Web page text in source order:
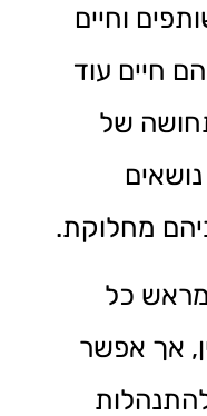
וחיים
חיים עוד
של
מחלוקת.
מראש כל
אך אפשר